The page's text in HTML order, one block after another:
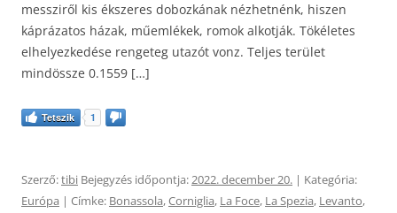
messziről kis ékszeres dobozkának nézhetnénk, hiszen
káprázatos házak, műemlékek, romok alkotják. Tökéletes
elhelyezkedése rengeteg utazót vonz. Teljes terület
mindössze 0.1559 […]
Tetszik 1
Szerző:tibi Bejegyzés időpontja:2022. december 20. | Kategória:
Európa | Címke: Bonassola,Corniglia, La Foce, La Spezia, Levanto,